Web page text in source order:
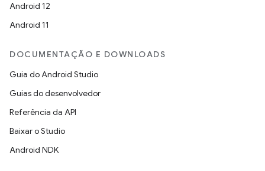
Android 12
Android 11
DOCUMENTAÇÃO E DOWNLOADS
Guia do Android Studio
Guias do desenvolvedor
Referência da API
Baixar o Studio
Android NDK